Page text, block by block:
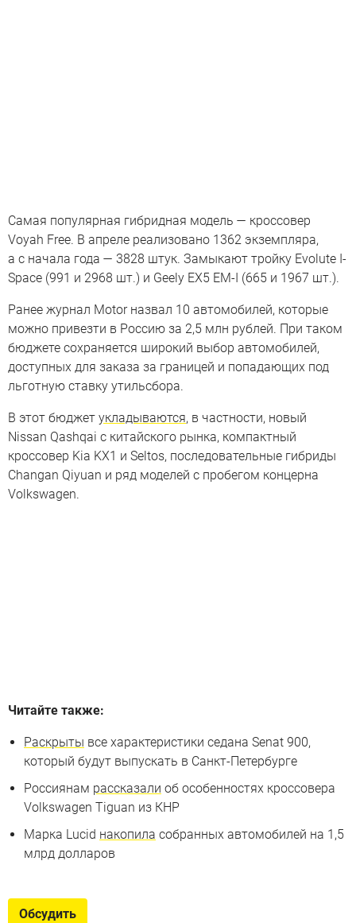
Самая популярная гибридная модель — кроссовер
Voyah Free. В апреле реализовано 1362 экземпляра,
а с начала года — 3828 штук. Замыкают тройку Evolute I-
Space (991 и 2968 шт.) и Geely EX5 EM-I (665 и 1967 шт.).
Ранее журнал Motor назвал 10 автомобилей, которые
можно привезти в Россию за 2,5 млн рублей. При таком
бюджете сохраняется широкий выбор автомобилей,
доступных для заказа за границей и попадающих под
льготную ставку утильсбора.
В этот бюджет укладываются, в частности, новый
Nissan Qashqai с китайского рынка, компактный
кросcовер Kia KX1 и Seltos, последовательные гибриды
Changan Qiyuan и ряд моделей с пробегом концерна
Volkswagen.
Читайте также:
Раскрыты все характеристики седана Senat 900,
который будут выпускать в Санкт-Петербурге
Россиянам рассказали об особенностях кроссовера
Volkswagen Tiguan из КНР
Марка Lucid накопила собранных автомобилей на 1,5
млрд долларов
Обсудить